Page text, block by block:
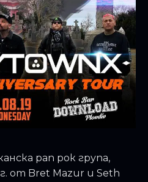
рап рок група,
от Bret Mazur и Seth